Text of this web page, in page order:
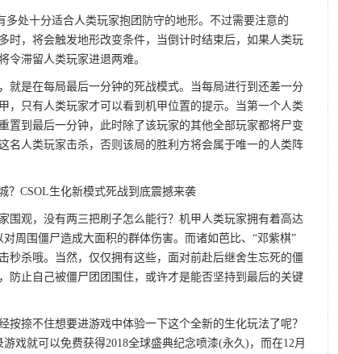
多处十分适合人类玩家抱团防守的地形。不过需要注意的
时，将会触发地形改变条件，当倒计时结束后，如果人类玩
令滞留人类玩家进退两难。
就是在每局最后一分钟的死战模式。当每局进行到还差一分
，只有人类玩家才可以看到机甲位置的提示。当第一个人类
置到最后一分钟，此时除了该玩家的其他全部玩家都将尸变
名人类玩家击杀，否则该局的胜利方将会属于唯一的人类阵
围观，没有两三把刷子怎么能行？机甲人类玩家拥有着高达
周围僵尸造成大面积的群体伤害。而诸如芭比、“邓紫棋”
秒杀哦。当然，仅仅拥有这些，面对前赴后继舍生忘死的僵
防止自己被僵尸团团围住，或许才是能否坚持到最后的关键
按捺不住想要进游戏中体验一下这个全新的生化玩法了呢？
戏就可以免费获得2018全球盛典纪念喷漆(永久)，而在12月